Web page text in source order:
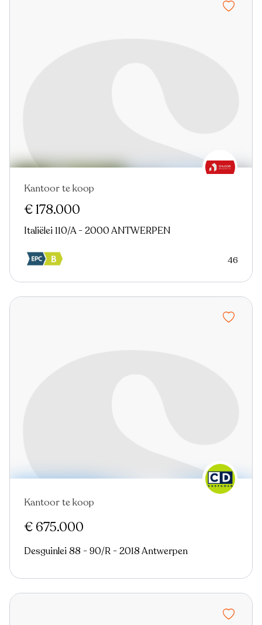
Nieuw
Kantoor te koop
€ 178.000
Italiëlei 110/A - 2000 ANTWERPEN
46
Nieuw
Kantoor te koop
€ 675.000
Desguinlei 88 - 90/R - 2018 Antwerpen